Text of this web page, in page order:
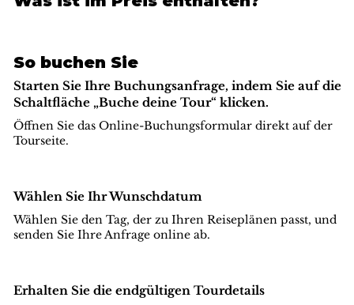
So buchen Sie
Starten Sie Ihre Buchungsanfrage, indem Sie auf die
Schaltfläche „Buche deine Tour“ klicken.
Öffnen Sie das Online-Buchungsformular direkt auf der
Tourseite.
Wählen Sie Ihr Wunschdatum
Wählen Sie den Tag, der zu Ihren Reiseplänen passt, und
senden Sie Ihre Anfrage online ab.
Erhalten Sie die endgültigen Tourdetails